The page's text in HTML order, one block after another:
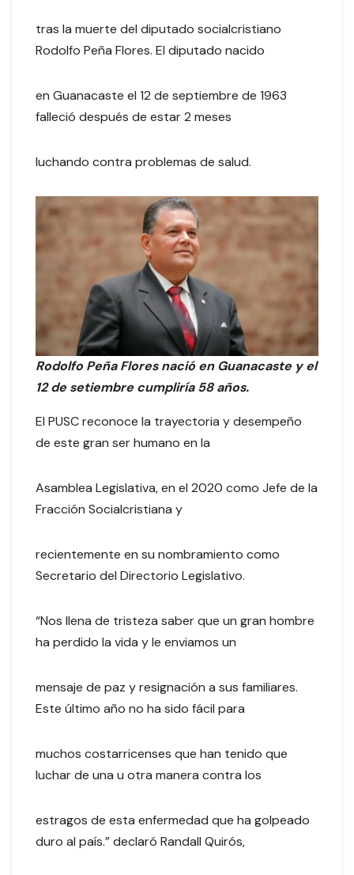
tras la muerte del diputado socialcristiano
Rodolfo Peña Flores. El diputado nacido
en Guanacaste el 12 de septiembre de 1963
falleció después de estar 2 meses
luchando contra problemas de salud.
Rodolfo Peña Flores nació en Guanacaste y el
12 de setiembre cumpliría 58 años.
El PUSC reconoce la trayectoria y desempeño
de este gran ser humano en la
Asamblea Legislativa, en el 2020 como Jefe de la
Fracción Socialcristiana y
recientemente en su nombramiento como
Secretario del Directorio Legislativo.
“Nos llena de tristeza saber que un gran hombre
ha perdido la vida y le enviamos un
mensaje de paz y resignación a sus familiares.
Este último año no ha sido fácil para
muchos costarricenses que han tenido que
luchar de una u otra manera contra los
estragos de esta enfermedad que ha golpeado
duro al país.” declaró Randall Quirós,